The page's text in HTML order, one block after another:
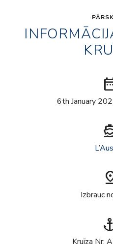
6th January
Izbrauc
Kruīza Nr: